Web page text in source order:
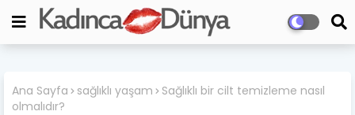
Ana Sayfa sağlıklı yaşam
Sağlıklı bir cilt temizleme nasıl
olmalıdır?